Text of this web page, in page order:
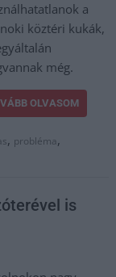
a
köztéri kukák,
még.
OLVASOM
, probléma,
is